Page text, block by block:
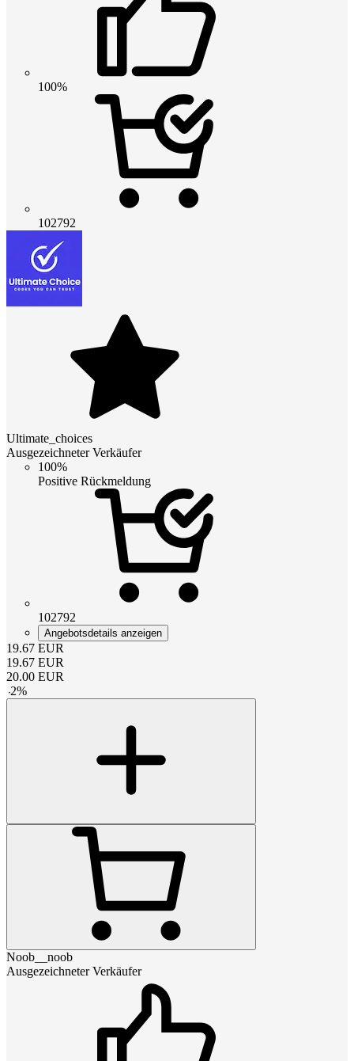
100%
102792
Ultimate_choices
Ausgezeichneter Verkäufer
100%
Positive Rückmeldung
102792
Angebotsdetails anzeigen
19.67 EUR
19.67 EUR
20.00 EUR
-2%
Noob__noob
Ausgezeichneter Verkäufer